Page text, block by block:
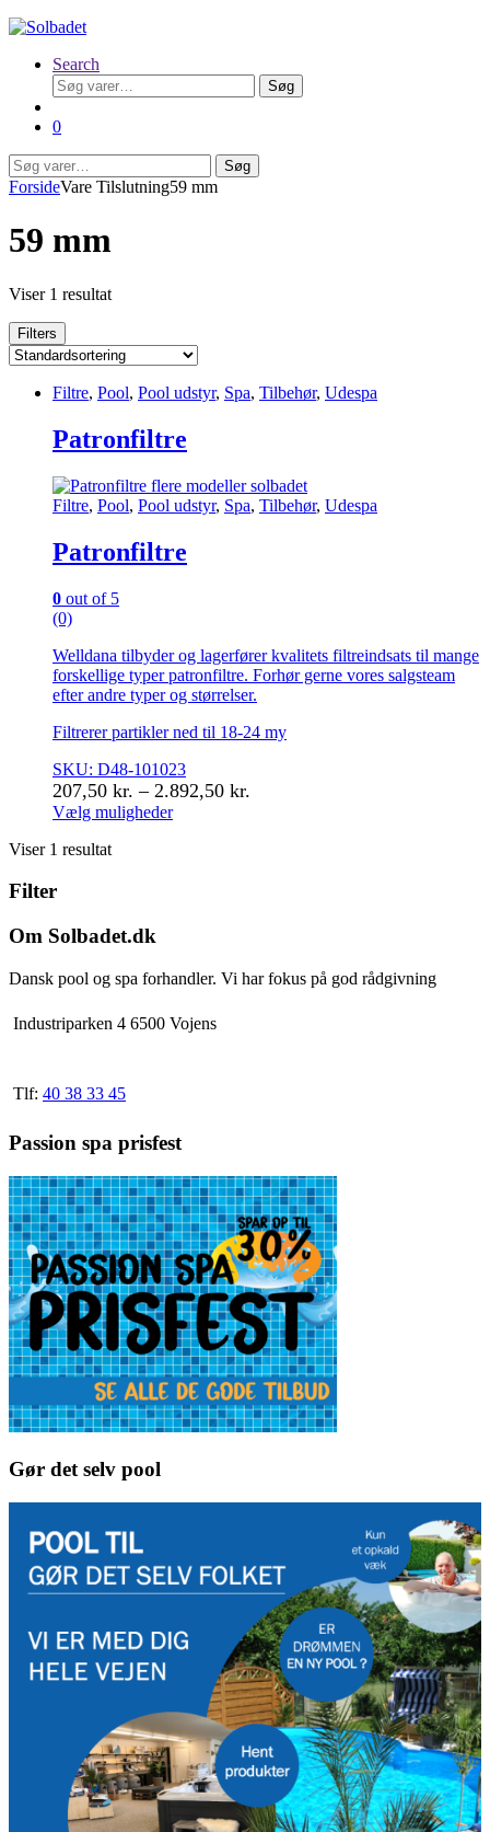
Search
Søg
efter:
Søg
0
Søg
efter:
Søg
ForsideVare Tilslutning59 mm
59 mm
Viser 1 resultat
Filters
Filtre, Pool, Pool udstyr, Spa, Tilbehør, Udespa
Patronfiltre
Filtre, Pool, Pool udstyr, Spa, Tilbehør, Udespa
Patronfiltre
0 out of 5
(0)
Welldana tilbyder og lagerfører kvalitets filtreindsats til mange
forskellige typer patronfiltre. Forhør gerne vores salgsteam
efter andre typer og størrelser.
Filtrerer partikler ned til 18-24 my
SKU: D48-101023
207,50 kr. – 2.892,50 kr.
Vælg muligheder
vare
flere
Mulighederne
kan
vælges
på
Viser 1 resultat
Filter
Om Solbadet.dk
Dansk pool og spa forhandler. Vi har fokus på god rådgivning
Industriparken 4 6500 Vojens
Tlf: 40 38 33 45
Passion spa prisfest
Gør det selv pool